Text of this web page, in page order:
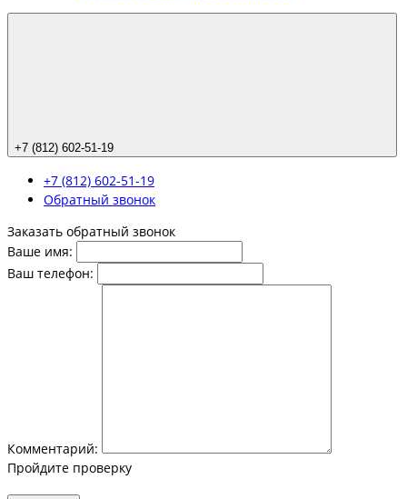
+7 (812) 602-51-19
+7 (812) 602-51-19
Обратный звонок
Заказать обратный звонок
Ваше имя:
Ваш телефон:
Комментарий:
Пройдите проверку